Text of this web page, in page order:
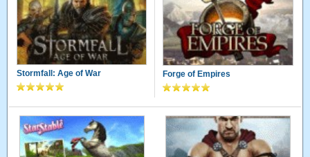
Stormfall: Age of War Forge of Empires